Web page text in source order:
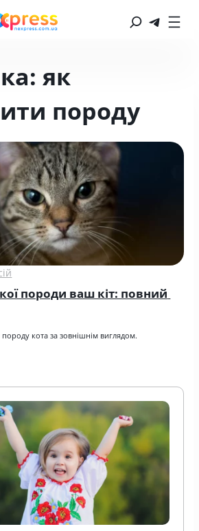
як
породу
породи ваш кіт: повний
породу кота за зовнішнім виглядом.